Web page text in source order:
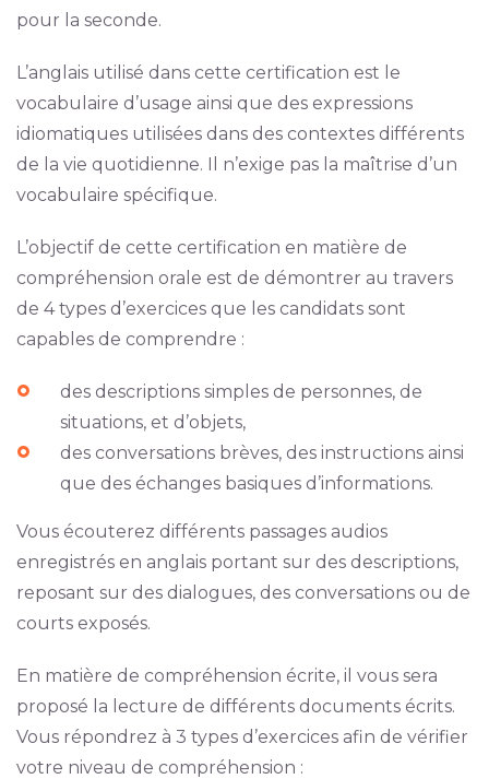
pour la seconde.
L’anglais utilisé dans cette certification est le
vocabulaire d’usage ainsi que des expressions
idiomatiques utilisées dans des contextes différents
de la vie quotidienne. Il n’exige pas la maîtrise d’un
vocabulaire spécifique.
L’objectif de cette certification en matière de
compréhension orale est de démontrer au travers
de 4 types d’exercices que les candidats sont
capables de comprendre :
des descriptions simples de personnes, de
situations, et d’objets,
des conversations brèves, des instructions ainsi
que des échanges basiques d’informations.
Vous écouterez différents passages audios
enregistrés en anglais portant sur des descriptions,
reposant sur des dialogues, des conversations ou de
courts exposés.
En matière de compréhension écrite, il vous sera
proposé la lecture de différents documents écrits.
Vous répondrez à 3 types d’exercices afin de vérifier
votre niveau de compréhension :